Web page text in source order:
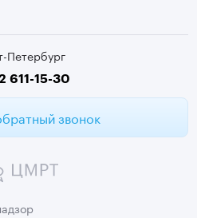
Петербург
611-15-30
звонок